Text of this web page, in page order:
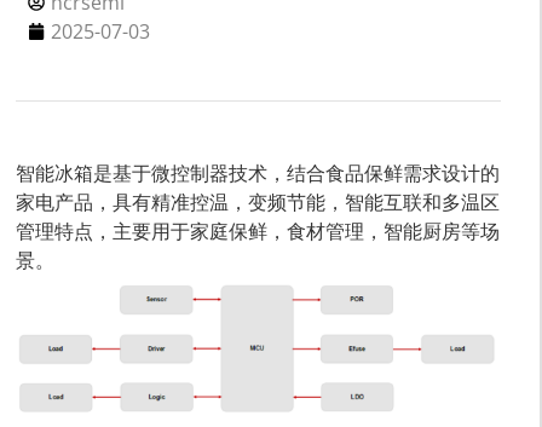
2025-07-03
智能冰箱是基于微控制器技术，结合食品保鲜需求设计的
家电产品，具有精准控温，变频节能，智能互联和多温区
管理特点，主要用于家庭保鲜，食材管理，智能厨房等场
景。